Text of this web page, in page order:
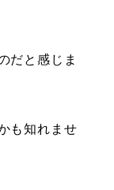
だと感じま
も知れませ